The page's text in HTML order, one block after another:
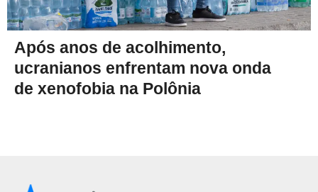
Após anos de acolhimento,
ucranianos enfrentam nova onda
de xenofobia na Polônia